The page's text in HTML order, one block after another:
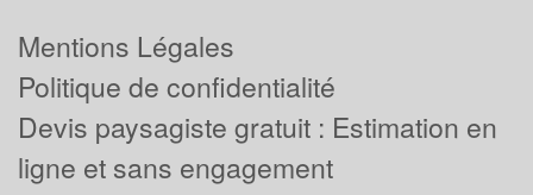
Mentions Légales
Politique de confidentialité
Devis paysagiste gratuit : Estimation en
ligne et sans engagement